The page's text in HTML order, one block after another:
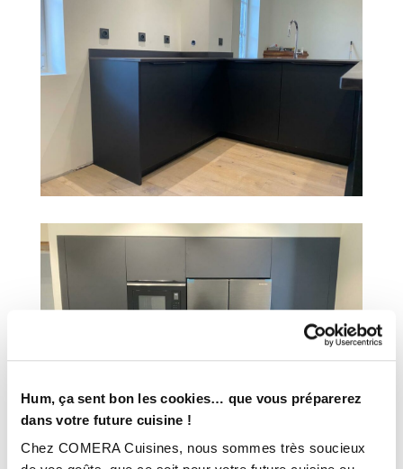
Hum, ça sent bon les cookies… que vous préparerez
dans votre future cuisine !
Chez COMERA Cuisines, nous sommes très soucieux